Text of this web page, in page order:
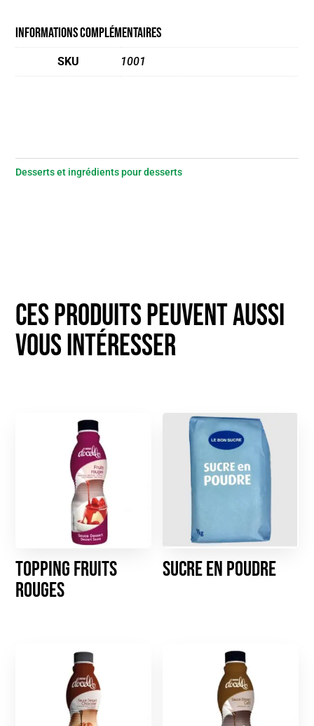
Informations complémentaires
SKU 1001
Desserts et ingrédients pour desserts
Topping fruits
rouges
Sucre en poudre